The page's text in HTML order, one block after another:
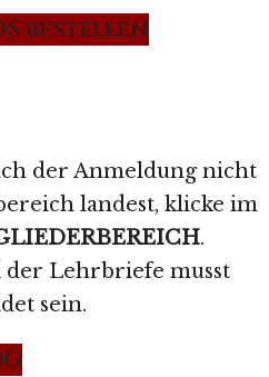
bestellen
der Anmeldung nicht
landest, klicke im
.
Lehrbriefe musst
sein.